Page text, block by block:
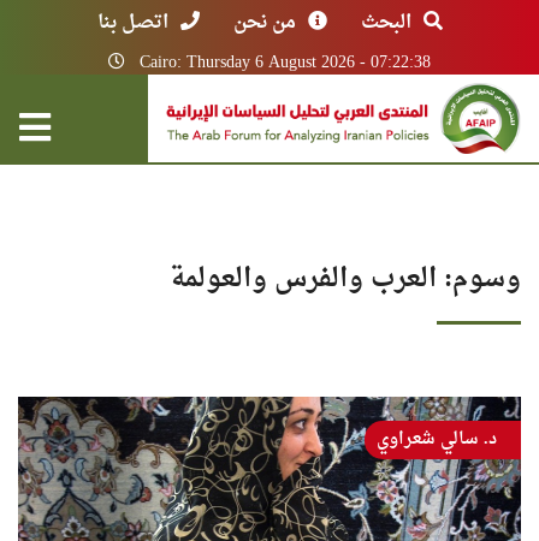
البحث من نحن اتصل بنا
Cairo: Thursday 6 August 2026 - 07:22:38
وسوم: العرب والفرس والعولمة
د. سالي شعراوي